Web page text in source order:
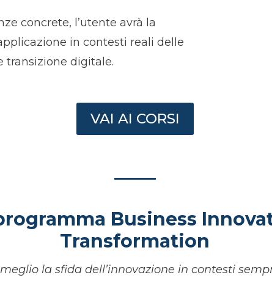
concrete, l’utente avrà la
in contesti reali delle
transizione digitale.
VAI AI CORSI
Business
Transformation
la sfida dell’innovazione in contesti